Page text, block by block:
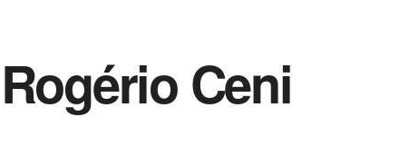
Ceni